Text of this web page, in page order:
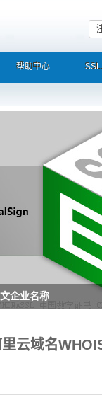
帮助中心
企业名称
云域名